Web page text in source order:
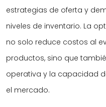
estrategias de oferta y
niveles de inventario. La
no solo reduce costos al
productos, sino que
operativa y la capacidad
el mercado.